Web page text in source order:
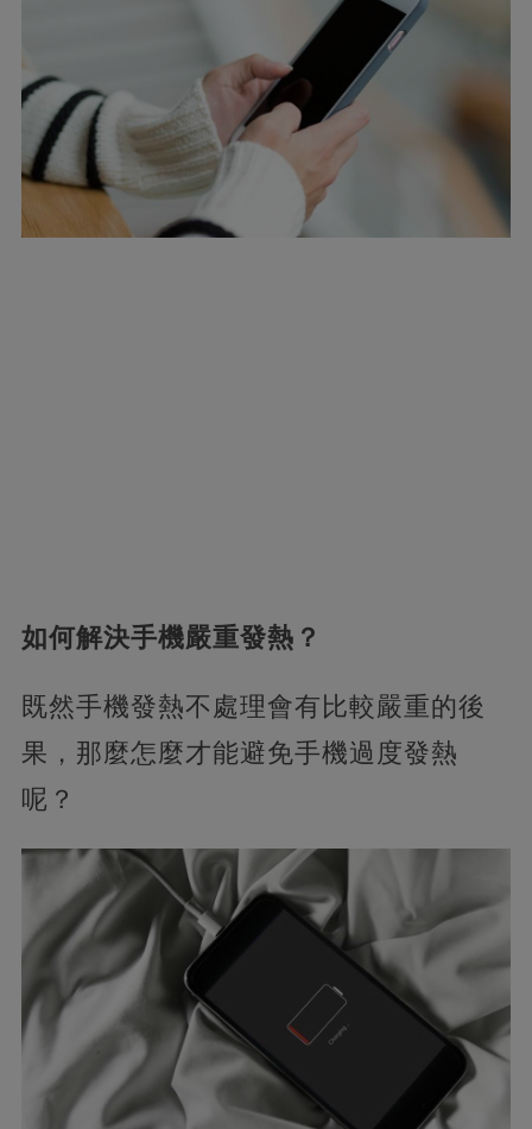
如何解決手機嚴重發熱？
既然手機發熱不處理會有比較嚴重的後
果，那麼怎麼才能避免手機過度發熱
呢？